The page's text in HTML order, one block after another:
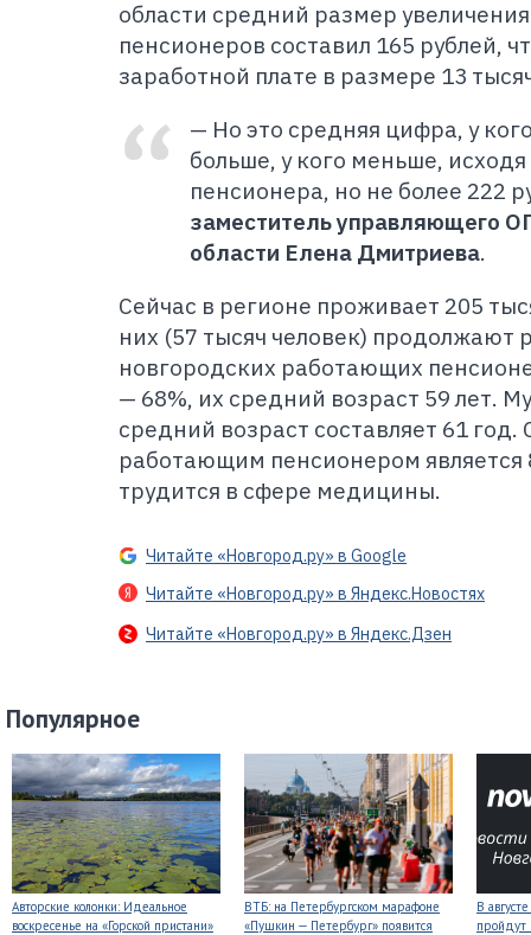
области средний размер
пенсионеров составил 165 рублей,
заработной плате в размере 13
— Но это средняя цифра, у
больше, у кого меньше,
пенсионера, но не более 222
заместитель управляющего
области Елена Дмитриева.
Сейчас в регионе проживает 205
них (57 тысяч человек) продолжают
новгородских работающих
— 68%, их средний возраст 59 лет.
средний возраст составляет 61
работающим пенсионером является
трудится в сфере медицины.
Читайте «Новгород.ру» в Google
Читайте «Новгород.ру» в Яндекс.Новостях
Читайте «Новгород.ру» в Яндекс.Дзен
Популярное
Авторские колонки: Идеальное
воскресенье на «Горской пристани»
ВТБ: на Петербургском марафоне
«Пушкин — Петербург» появится
В